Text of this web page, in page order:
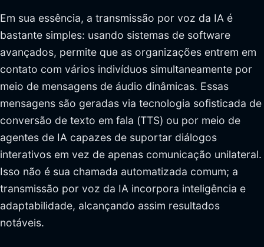
Em sua essência, a transmissão por voz da IA é
bastante simples: usando sistemas de software
avançados, permite que as organizações entrem em
contato com vários indivíduos simultaneamente por
meio de mensagens de áudio dinâmicas. Essas
mensagens são geradas via tecnologia sofisticada de
conversão de texto em fala (TTS) ou por meio de
agentes de IA capazes de suportar diálogos
interativos em vez de apenas comunicação unilateral.
Isso não é sua chamada automatizada comum; a
transmissão por voz da IA incorpora inteligência e
adaptabilidade, alcançando assim resultados
notáveis.